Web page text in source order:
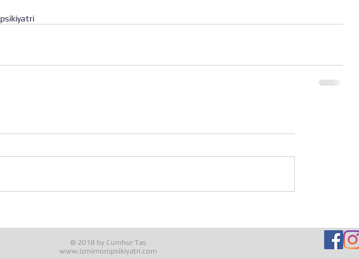
psikiyatri
© 2018 by Cumhur Tas
www.izmirnoropsikiyatri.com